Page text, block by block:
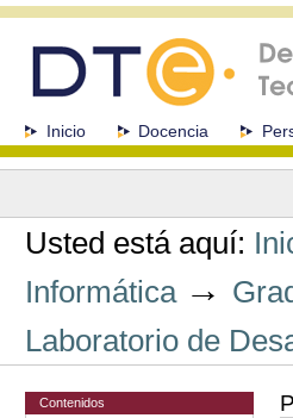
navegación
SeccionesInicio Docencia
Herramientas
Usted está aquí:
Informática →
Laboratorio de
Contenidos